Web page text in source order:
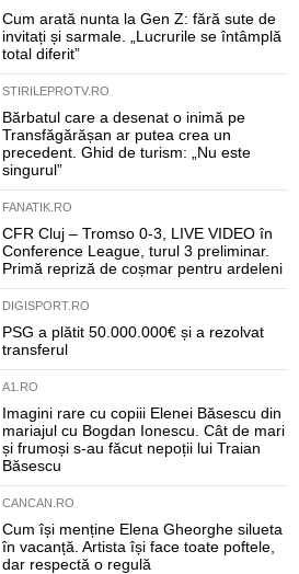
Cum arată nunta la Gen Z: fără sute de
invitați și sarmale. „Lucrurile se întâmplă
total diferit”
STIRILEPROTV.RO
Bărbatul care a desenat o inimă pe
Transfăgărășan ar putea crea un
precedent. Ghid de turism: „Nu este
singurul”
FANATIK.RO
CFR Cluj – Tromso 0-3, LIVE VIDEO în
Conference League, turul 3 preliminar.
Primă repriză de coșmar pentru ardeleni
DIGISPORT.RO
PSG a plătit 50.000.000€ și a rezolvat
transferul
A1.RO
Imagini rare cu copiii Elenei Băsescu din
mariajul cu Bogdan Ionescu. Cât de mari
și frumoși s-au făcut nepoții lui Traian
Băsescu
CANCAN.RO
Cum își menține Elena Gheorghe silueta
în vacanță. Artista își face toate poftele,
dar respectă o regulă